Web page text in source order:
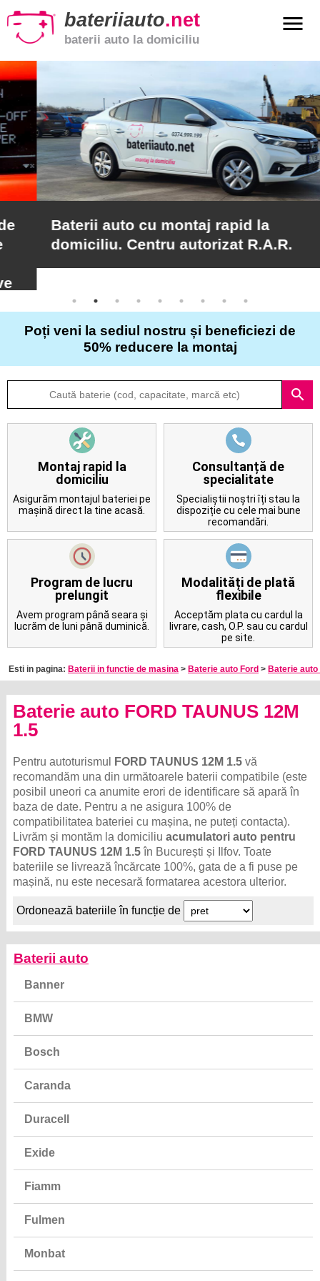
bateriiauto.net
baterii auto la domiciliu
menu
Baterii
auto
Baterii
moto
Baterii
de
frecvente
Contact
Baterii auto cu montaj rapid la
domiciliu. Centru autorizat R.A.R.
Poți veni la sediul nostru și beneficiezi de
50% reducere la montaj
Montaj rapid la
domiciliu
Asigurăm montajul bateriei pe
Consultanță de
specialitate
Specialiștii noștri îți stau la
dispoziție cu cele mai bune
recomandări.
Program de lucru
prelungit
Avem program până seara și
lucrăm de luni până duminică.
Modalități de plată
flexibile
Acceptăm plata cu cardul la
pe site.
Esti in pagina:Baterii in functie de masina>Baterie auto Ford>Baterie auto
1.5
Pentru autoturismul
posibil uneori ca anumite erori de identificare să apară în
baza de date. Pentru a ne asigura 100% de
compatibilitatea bateriei cu mașina, ne puteți contacta).
Livrăm și montăm la domiciliuacumulatori auto pentru
FORD TAUNUS 12M 1.5în București și Ilfov. Toate
bateriile se livrează încărcate 100%, gata de a fi puse pe
mașină, nu este necesară formatarea acestora ulterior.
Ordonează bateriile în funcție de
Baterii auto
Banner